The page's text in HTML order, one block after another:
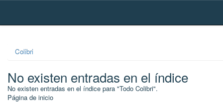
Skip
Colibri
No existen entradas en el índice
No existen entradas en el índice para "Todo Colibri".
Página de inicio